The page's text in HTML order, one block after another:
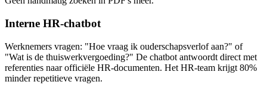
Interne HR-chatbot
Werknemers vragen: "Hoe vraag ik ouderschapsverlof aan?" of
"Wat is de thuiswerkvergoeding?" De chatbot antwoordt direct met
referenties naar officiële HR-documenten. Het HR-team krijgt 80%
minder repetitieve vragen.